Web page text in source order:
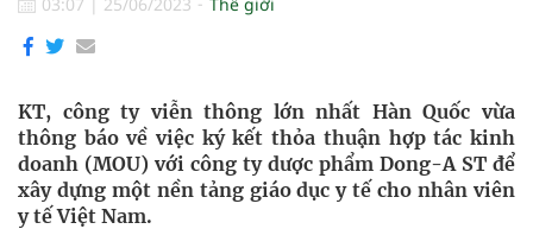
KT, công ty viễn thông lớn nhất Hàn Quốc vừa
thông báo về việc ký kết thỏa thuận hợp tác kinh
doanh (MOU) với công ty dược phẩm Dong-A ST để
xây dựng một nền tảng giáo dục y tế cho nhân viên
y tế Việt Nam.